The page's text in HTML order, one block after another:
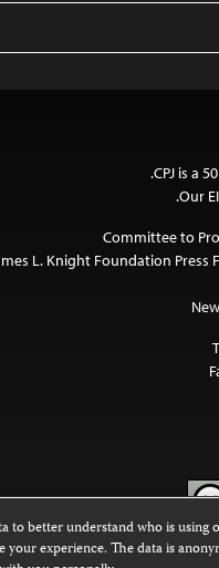
CPJ is a
Our
Committee to
L. Knight Foundation Press
text on this website is licensed
to better understand who is using
your experience. The data is